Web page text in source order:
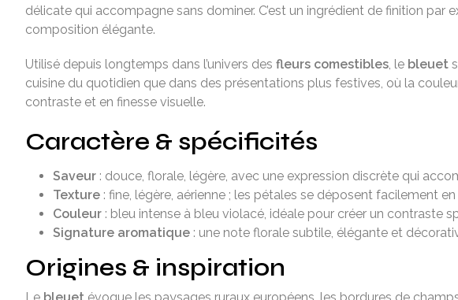
délicate qui accompagne sans dominer. C’est un ingrédient de finition
composition élégante.
Utilisé depuis longtemps dans l’univers des fleurs comestibles , le bleuet
cuisine du quotidien que dans des présentations plus festives, où la
contraste et en finesse visuelle.
Caractère & spécificités
Saveur : douce, florale, légère, avec une expression discrète qui
Texture : fine, légère, aérienne ; les pétales se déposent facilement
Couleur : bleu intense à bleu violacé, idéale pour créer un contraste
Signature aromatique : une note florale subtile, élégante et
Origines & inspiration
Le bleuet évoque les paysages ruraux européens, les bordures de